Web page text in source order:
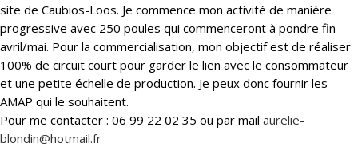
site de Caubios-Loos. Je commence mon activité de manière
progressive avec 250 poules qui commenceront à pondre fin
avril/mai. Pour la commercialisation, mon objectif est de réaliser
100% de circuit court pour garder le lien avec le consommateur
et une petite échelle de production. Je peux donc fournir les
AMAP qui le souhaitent.
Pour me contacter : 06 99 22 02 35 ou par mail aurelie-
blondin@hotmail.fr